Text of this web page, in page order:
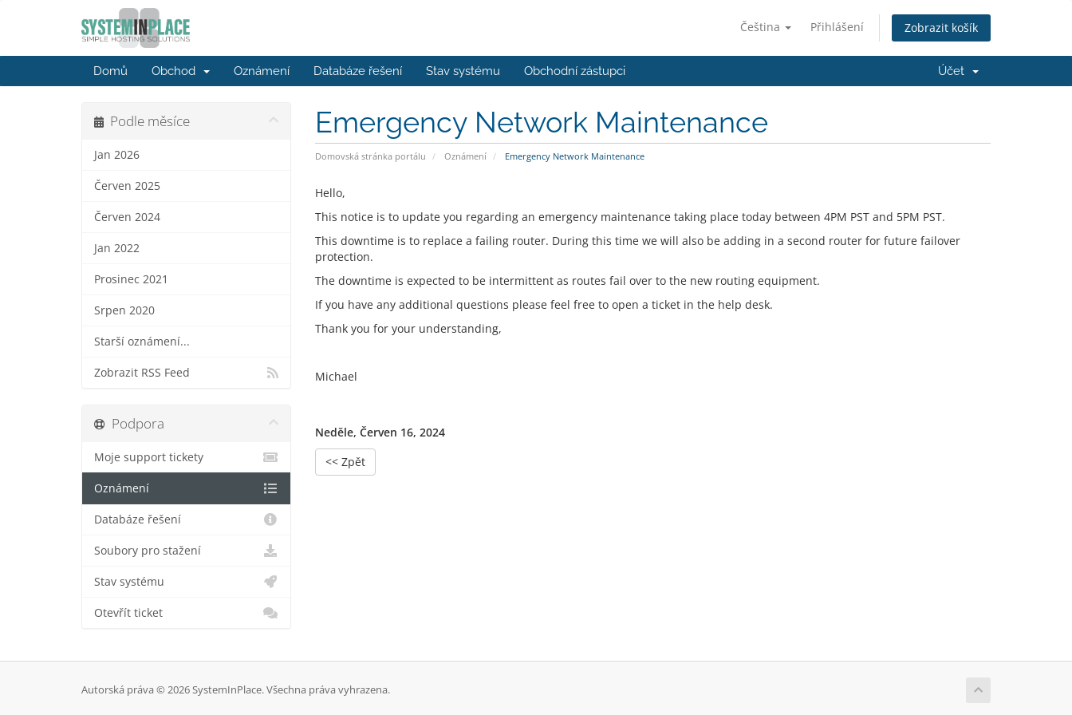
Čeština Přihlášení Zobrazit košík
Domů Obchod Oznámení Databáze řešení Stav systému Obchodní zástupci Účet
Emergency Network Maintenance
Domovská stránka portálu Oznámení Emergency Network Maintenance
Podle měsíce
Jan 2026
Červen 2025
Červen 2024
Jan 2022
Prosinec 2021
Srpen 2020
Starší oznámení...
Zobrazit RSS Feed
Hello,
This notice is to update you regarding an emergency maintenance taking place today between 4PM PST and 5PM PST.
This downtime is to replace a failing router. During this time we will also be adding in a second router for future failover
protection.
The downtime is expected to be intermittent as routes fail over to the new routing equipment.
If you have any additional questions please feel free to open a ticket in the help desk.
Thank you for your understanding,
Michael
Neděle, Červen 16, 2024
<< Zpět
Podpora
Moje support tickety
Oznámení
Databáze řešení
Soubory pro stažení
Stav systému
Otevřít ticket
Autorská práva © 2026 SystemInPlace. Všechna práva vyhrazena.